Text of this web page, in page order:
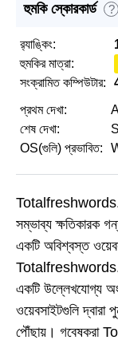
হুমকি স্কোরকার্ড ?
র‌্যাঙ্কিং:
হুমকির মাত্রা:
সংক্রামিত কম্পিউটার:
প্রথম দেখা:
শেষ দেখা:
OS(গুলি) প্রভাবিত:
সম্ভাব্য ক্ষতিকারক
একটি অবিশ্বস্ত
একটি উল্লেখযোগ্য
ওয়েবসাইটগুলি দ্বারা
পৌঁছায়। গবেষকরা